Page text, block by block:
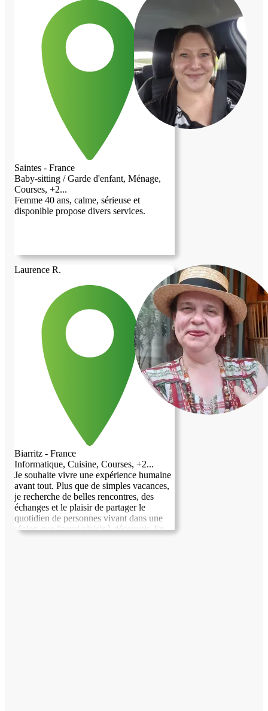
Saintes - France
Baby-sitting / Garde d'enfant, Ménage,
Courses, +2...
Femme 40 ans, calme, sérieuse et
disponible propose divers services.
Laurence R.
Biarritz - France
Informatique, Cuisine, Courses, +2...
Je souhaite vivre une expérience humaine
avant tout. Plus que de simples vacances,
je recherche de belles rencontres, des
échanges et le plaisir de partager le
quotidien de personnes vivant dans une
région que j'aurai plaisir à découvrir. En